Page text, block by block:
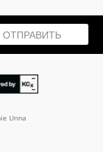
ОТПРАВИТЬ
Unna